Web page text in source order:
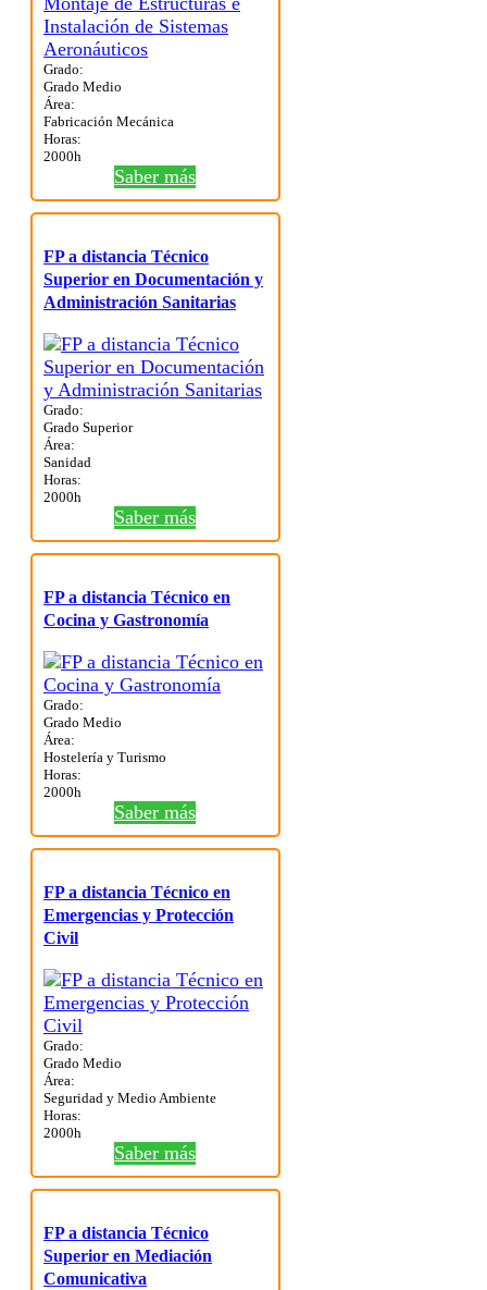
Grado:
Grado Medio
Área:
Fabricación Mecánica
Horas:
2000h
Saber más
FP a distancia Técnico
Superior en Documentación y
Administración Sanitarias
Grado:
Grado Superior
Área:
Sanidad
Horas:
2000h
Saber más
FP a distancia Técnico en
Cocina y Gastronomía
Grado:
Grado Medio
Área:
Hostelería y Turismo
Horas:
2000h
Saber más
FP a distancia Técnico en
Emergencias y Protección
Civil
Grado:
Grado Medio
Área:
Seguridad y Medio Ambiente
Horas:
2000h
Saber más
FP a distancia Técnico
Superior en Mediación
Comunicativa